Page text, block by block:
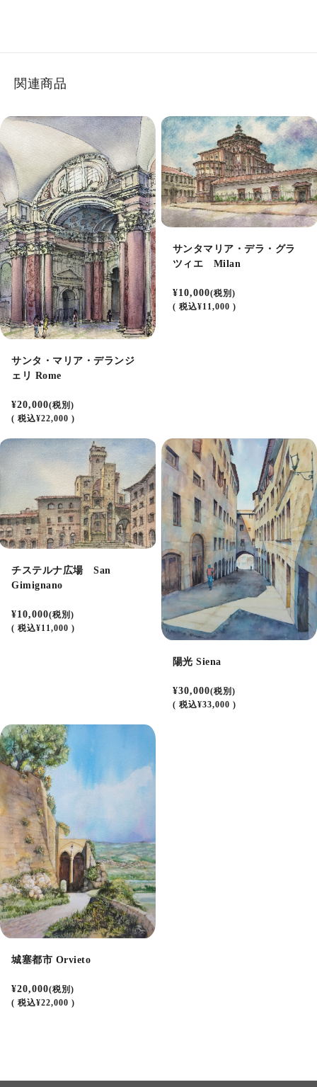
関連商品
サンタ・マリア・デランジ
ェリ Rome
¥20,000(税別)
( 税込¥22,000 )
サンタマリア・デラ・グラ
ツィエ Milan
¥10,000(税別)
( 税込¥11,000 )
チステルナ広場 San
Gimignano
¥10,000(税別)
( 税込¥11,000 )
陽光 Siena
¥30,000(税別)
( 税込¥33,000 )
城塞都市 Orvieto
¥20,000(税別)
( 税込¥22,000 )